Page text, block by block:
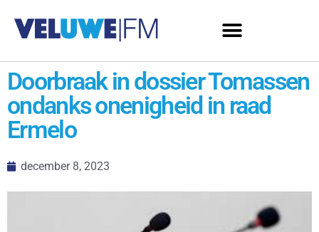
Doorbraak in dossier Tomassen
ondanks onenigheid in raad
Ermelo
december 8, 2023